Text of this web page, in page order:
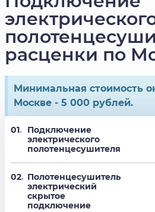
расценки по
Минимальная стоимость
Москве - 5 000 рублей.
01.
Подключение
электрического
полотенцесушителя
02. Полотенцесушитель
электрический
скрытое
подключение